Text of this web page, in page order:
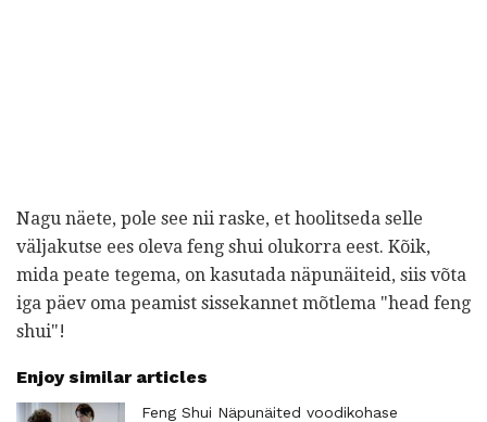
Nagu näete, pole see nii raske, et hoolitseda selle
väljakutse ees oleva feng shui olukorra eest. Kõik,
mida peate tegema, on kasutada näpunäiteid, siis võta
iga päev oma peamist sissekannet mõtlema "head feng
shui"!
Enjoy similar articles
Feng Shui Näpunäited voodikohase